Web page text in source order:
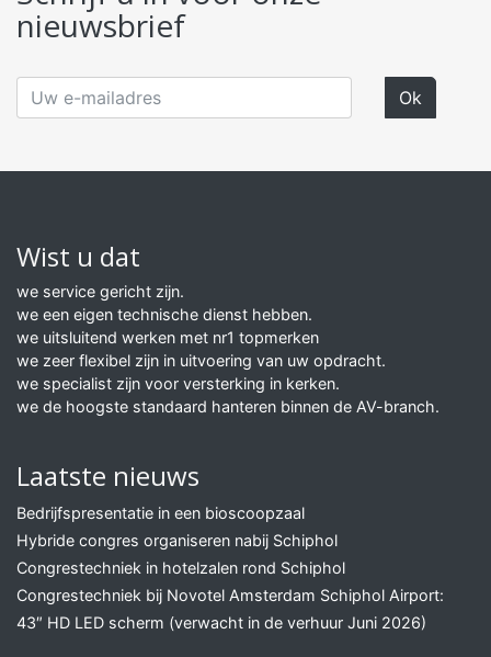
nieuwsbrief
Wist u dat
we service gericht zijn.
we een eigen technische dienst hebben.
we uitsluitend werken met nr1 topmerken
we zeer flexibel zijn in uitvoering van uw opdracht.
we specialist zijn voor versterking in kerken.
we de hoogste standaard hanteren binnen de AV-branch.
Laatste nieuws
Bedrijfspresentatie in een bioscoopzaal
Hybride congres organiseren nabij Schiphol
Congrestechniek in hotelzalen rond Schiphol
Congrestechniek bij Novotel Amsterdam Schiphol Airport:
43″ HD LED scherm (verwacht in de verhuur Juni 2026)